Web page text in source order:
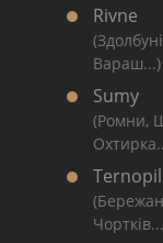
Rivne
Вараш...)
Sumy
(Ромни,
Ternopil